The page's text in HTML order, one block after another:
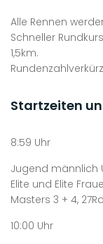
Alle Rennen
Schneller
1,5km.
Startzeiten
8:59 Uhr
Jugend männlich
Elite und Elite
Masters 3 + 4,
10:00 Uhr